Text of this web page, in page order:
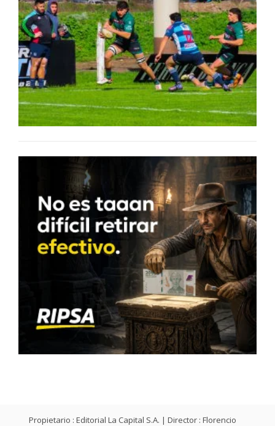
Propietario : Editorial La Capital S.A. | Director : Florencio